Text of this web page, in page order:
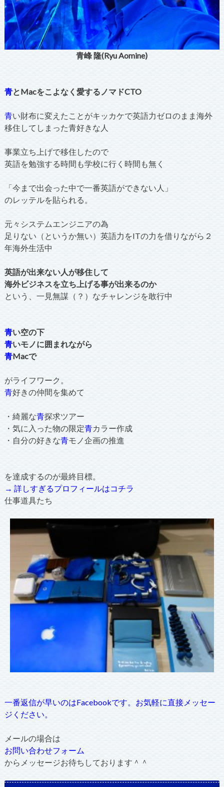
青峰 隆(Ryu Aomine)
青とMacをこよなく愛するノマドCTO
青い財布に変えたことがキッカケで英語力ゼロのまま海外
移住してしまった青好きな人
事業立ち上げで移住したので
英語を勉強する時間も学校に行く時間も無く
「今まで出会った中で一番英語ができない人」
のレッテルを貼られる。
元々システムエンジニアの為
足りない（というか無い）英語力をITの力を借りながら２
年海外生活中
英語が出来ない人が移住して
海外ビジネスを立ち上げる事が出来るのか
という、一見無謀（？）なチャレンジを敢行中
青い空の下
青いモノに囲まれながら
青Macで
がライフワーク。
青好きの仲間を集めて
・綺麗な青探求ツアー
・気に入った物の限定青カラー作成
・自分の好きな青モノ企画の推進
を達成するのが最終目標。
→ 詳しすぎるプロフィールはコチラ
仕事道具たち
一番返信が早いのはFacebookです。お気軽に直接メッセー
ジください。
メールの場合は
お問い合わせフォーム
からメッセージお待ちしております＾＾